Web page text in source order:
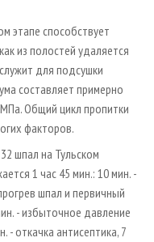
этапе способствует
из полостей удаляется
для подсушки
составляет примерно
Общий цикл пропитки
факторов.
шпал на Тульском
1 час 45 мин.: 10 мин. -
шпал и первичный
- избыточное давление
- откачка антисептика, 7